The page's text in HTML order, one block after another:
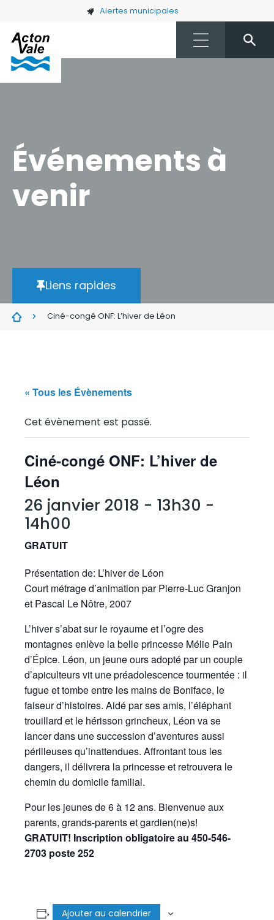
Skip to main content Alertes municipales
Événements à
venir
Liens rapides
Ciné-congé ONF: L’hiver de Léon
« Tous les Évènements
Cet évènement est passé.
Ciné-congé ONF: L’hiver de
Léon
26 janvier 2018 - 13h30 -
14h00
GRATUIT
Présentation de: L’hiver de Léon
Court métrage d’animation par Pierre-Luc Granjon
et Pascal Le Nôtre, 2007
L’hiver s’abat sur le royaume et l’ogre des
montagnes enlève la belle princesse Mélie Pain
d’Épice. Léon, un jeune ours adopté par un couple
d’apiculteurs vit une préadolescence tourmentée : il
fugue et tombe entre les mains de Boniface, le
faiseur d’histoires. Aidé par ses amis, l’éléphant
trouillard et le hérisson grincheux, Léon va se
lancer dans une succession d’aventures aussi
périlleuses qu’inattendues. Affrontant tous les
dangers, il délivrera la princesse et retrouvera le
chemin du domicile familial.
Pour les jeunes de 6 à 12 ans. Bienvenue aux
parents, grands-parents et gardien(ne)s!
GRATUIT! Inscription obligatoire au 450-546-
2703 poste 252
Ajouter au calendrier